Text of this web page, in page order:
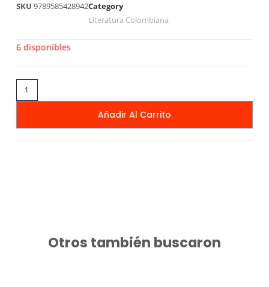
SKU 9789585428942Category
Literatura Colombiana
6 disponibles
Añadir Al Carrito
Otros también buscaron